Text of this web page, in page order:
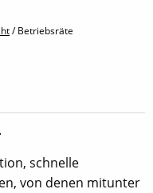
/Betriebsräte
schnelle
von denen mitunter